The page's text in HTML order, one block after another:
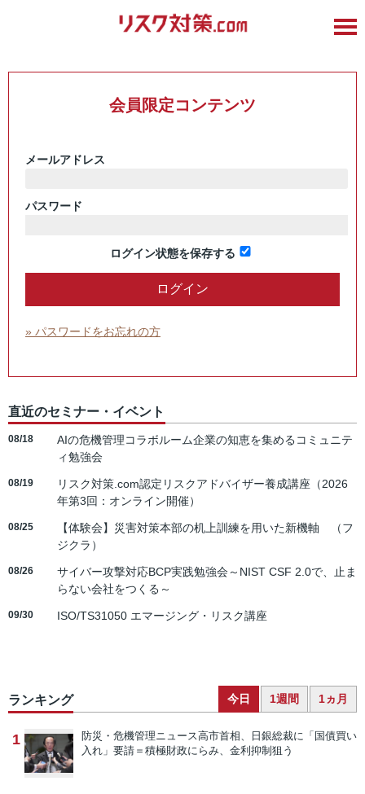
会員限定コンテンツ
メールアドレス
パスワード
ログイン状態を保存する
» パスワードをお忘れの方
直近のセミナー・イベント
08/18
AIの危機管理コラボルーム企業の知恵を集めるコミュニテ
ィ勉強会
08/19
リスク対策.com認定リスクアドバイザー養成講座（2026
年第3回：オンライン開催）
08/25
【体験会】災害対策本部の机上訓練を用いた新機軸 （フ
ジクラ）
08/26
サイバー攻撃対応BCP実践勉強会～NIST CSF 2.0で、止ま
らない会社をつくる～
09/30 ISO/TS31050 エマージング・リスク講座
ランキング 今日 1週間 1ヵ月
1 防災・危機管理ニュース高市首相、日銀総裁に「国債買い
入れ」要請＝積極財政にらみ、金利抑制狙う